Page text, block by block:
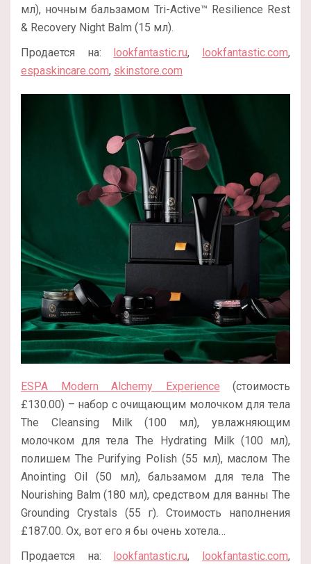
мл), ночным бальзамом Tri-Active™ Resilience Rest
& Recovery Night Balm (15 мл).
Продается на: lookfantastic.ru, lookfantastic.com,
espaskincare.com, skinstore.com
ESPA Modern Alchemy Experience (стоимость
£130.00) – набор с очищающим молочком для тела
The Cleansing Milk (100 мл), увлажняющим
молочком для тела The Hydrating Milk (100 мл),
полишем The Purifying Polish (55 мл), маслом The
Anointing Oil (50 мл), бальзамом для тела The
Nourishing Balm (180 мл), средством для ванны The
Grounding Crystals (55 г). Стоимость наполнения
£187.00. Ох, вот его я бы очень хотела…
Продается на: lookfantastic.ru, lookfantastic.com,